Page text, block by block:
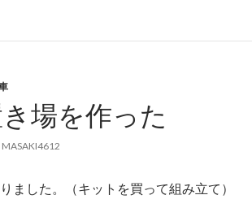
場を作った
MASAKI4612
ました。（キットを買って組み立て）